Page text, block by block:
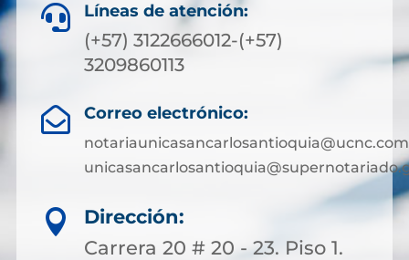
 Líneas de atención:
(+57) 3122666012-(+57)
3209860113
 Correo electrónico:

Dirección:
Carrera 20 # 20 - 23. Piso 1.